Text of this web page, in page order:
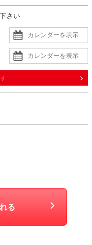
レッシーなスタイルの完
着用すると安心です。
重ねで、デコルテと袖に透
パーティー、お食事会な
さい
る